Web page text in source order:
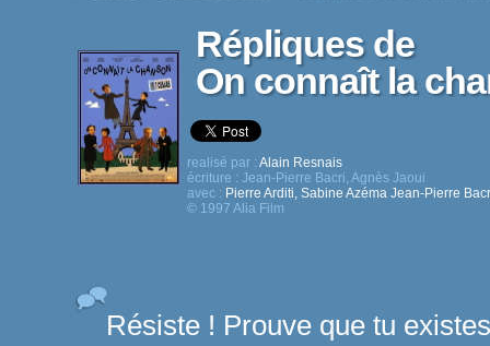
Répliques de
On connaît la
realisé par : Alain Resnais
écriture : Jean-Pierre Bacri, Agnès Jaoui
avec : Pierre Arditi, Sabine Azéma Jean-Pierre
© 1997 Alia Film
Résiste ! Prouve que tu